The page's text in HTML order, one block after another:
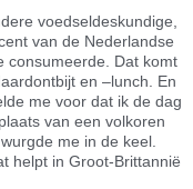
voedseldeskundige,
van de Nederlandse
consumeerde. Dat komt
en –lunch. En
me voor dat ik de dag
van een volkoren
me in de keel.
helpt in Groot-Brittannië